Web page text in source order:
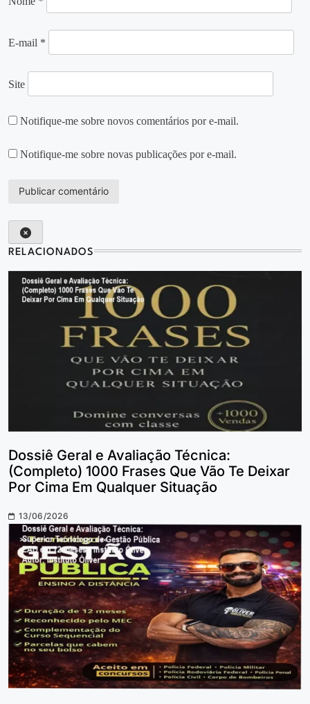
E-mail *
Site
Notifique-me sobre novos comentários por e-mail.
Notifique-me sobre novas publicações por e-mail.
RELACIONADOS
Dossiê Geral e Avaliação Técnica:
(Completo) 1000 Frases Que Vão Te Deixar
Por Cima Em Qualquer Situação
13/06/2026